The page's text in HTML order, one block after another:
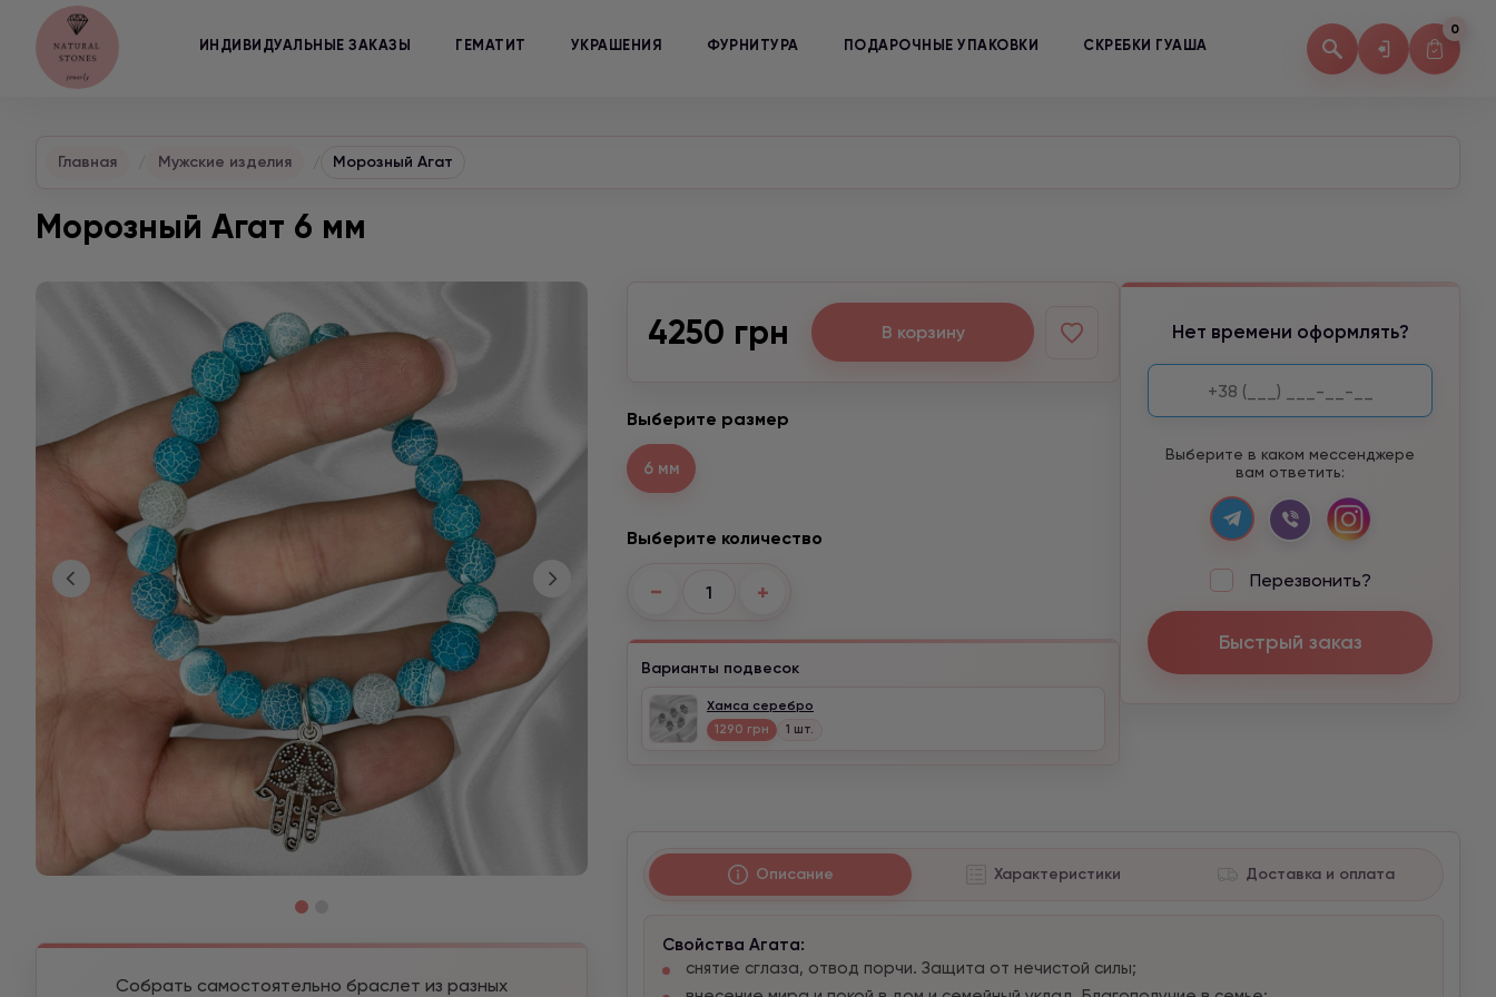
ИНДИВИДУАЛЬНЫЕ ЗАКАЗЫ ГЕМАТИТ УКРАШЕНИЯ ФУРНИТУРА ПОДАРОЧНЫЕ УПАКОВКИ СКРЕБКИ ГУАША
0
Главная Мужские изделия Морозный Агат
Морозный Агат 6 мм
Собрать самостоятельно браслет из разных
4250 грн В корзину
Выберите размер
6 мм
Выберите количество
− +
Варианты подвесок
Хамса серебро
1290 грн 1 шт.
Нет времени оформлять?
Выберите в каком мессенджере
вам ответить:
Перезвонить?
Быстрый заказ
Описание Характеристики Доставка и оплата
Свойства Агата:
снятие сглаза, отвод порчи. Защита от нечистой силы;